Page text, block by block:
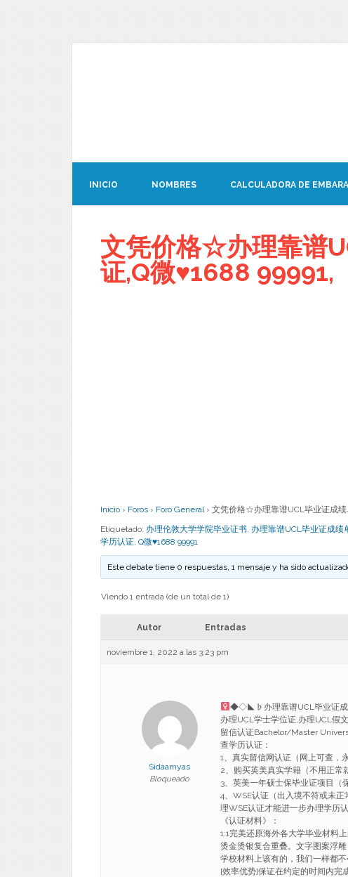
INICIO NOMBRES CALCULADORA DE
文凭价格☆办理靠谱
证,Q微♥1688 99991,
Inicio › Foros › Foro General › 文凭价格☆办理靠谱UCL毕业证成绩
Etiquetado: 办理伦敦大学学院毕业证书, 办理靠谱UCL毕业证成绩
学历认证, Q微♥1688 99991
Este debate tiene 0 respuestas, 1 mensaje y ha sido
Viendo 1 entrada (de un total de 1)
Autor Entradas
noviembre 1, 2022 a las 3:23 pm
Sidaamyas
Bloqueado
◆◇◣♭办理靠谱UCL毕业证成
办理UCL学士学位证,办理UCL假
留信认证Bachelor/Master
查学历认证：
1、真实留信网认证（网上可查，
2、购买英美真实学籍（不用正常
3、英美一年硕士保毕业证项目（
4、WSE认证（出入境不符或未
理WSE认证才能进一步办理学历认
《认证材料》：
1:1完美还原海外各大学毕业材料
烫金烫银复合重叠。文字图案浮
学校材料上该有的，我们一样都不
[效率优势]保证在约定的时间内完